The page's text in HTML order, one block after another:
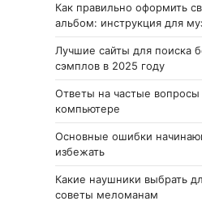
Как правильно оформить
альбом: инструкция для
Лучшие сайты для поиска
сэмплов в 2025 году
Ответы на частые
компьютере
Основные ошибки
избежать
Какие наушники выбрать
советы меломанам